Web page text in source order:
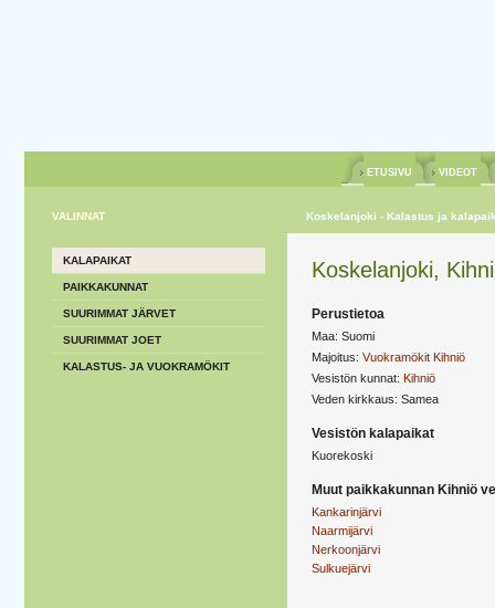
ETUSIVU VIDEOT
VALINNAT
KALAPAIKAT
PAIKKAKUNNAT
SUURIMMAT JÄRVET
SUURIMMAT JOET
KALASTUS- JA VUOKRAMÖKIT
Koskelanjoki - Kalastus ja
Koskelanjoki,
Perustietoa
Maa: Suomi
Majoitus: Vuokramökit Kihniö
Vesistön kunnat: Kihniö
Veden kirkkaus: Samea
Vesistön kalapaikat
Kuorekoski
Muut paikkakunnan Kihniö
Kankarinjärvi
Naarmijärvi
Nerkoonjärvi
Sulkuejärvi